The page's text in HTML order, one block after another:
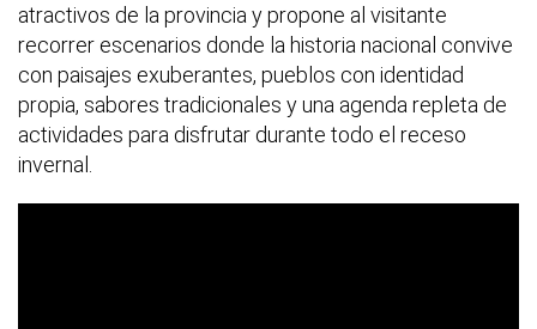
atractivos de la provincia y propone al visitante
recorrer escenarios donde la historia nacional convive
con paisajes exuberantes, pueblos con identidad
propia, sabores tradicionales y una agenda repleta de
actividades para disfrutar durante todo el receso
invernal.